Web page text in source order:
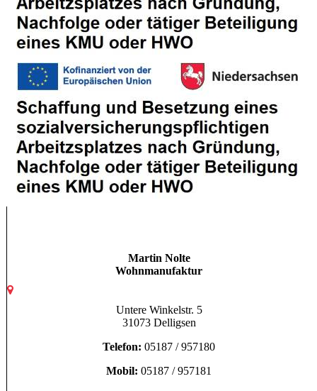
Martin Nolte
Wohnmanufaktur
Untere Winkelstr. 5
31073 Delligsen
Telefon:05187 / 957180
Mobil:05187 / 957181